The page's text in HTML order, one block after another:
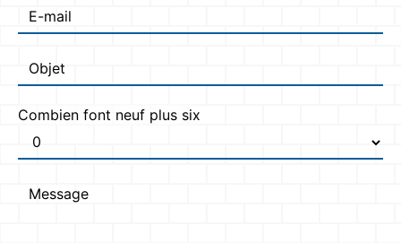
Combien font neuf plus six